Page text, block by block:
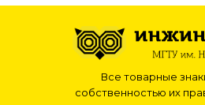
Все товарные
собственностью их